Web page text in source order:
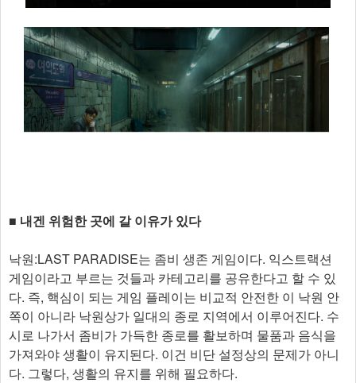
■ 내겐 위험한 곳에 갈 이유가 있다
낙원:LAST PARADISE는 좀비 생존 게임이다. 익스트랙션
게임이라고 부르는 것들과 카테고리를 공유한다고 할 수 있
다. 즉, 핵심이 되는 게임 플레이는 비교적 안전한 이 낙원 안
쪽이 아니라 낙원상가 일대의 종로 지역에서 이루어진다. 수
시로 나가서 좀비가 가득한 종로를 활보하며 물품과 음식을
가져와야 생활이 유지된다. 이건 비단 설정상의 문제가 아니
다. 그렇다, 생활의 유지를 위해 필요하다.